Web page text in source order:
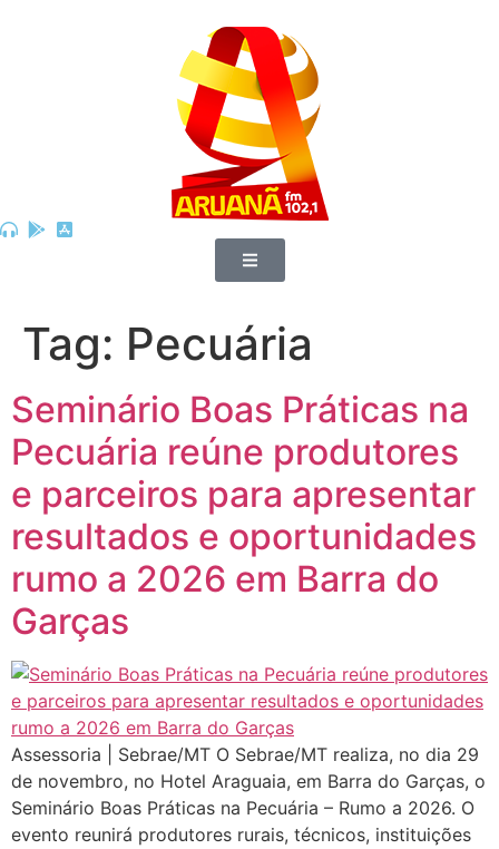
Tag: Pecuária
Seminário Boas Práticas na
Pecuária reúne produtores
e parceiros para apresentar
resultados e oportunidades
rumo a 2026 em Barra do
Garças
Assessoria | Sebrae/MT O Sebrae/MT realiza, no dia 29
de novembro, no Hotel Araguaia, em Barra do Garças, o
Seminário Boas Práticas na Pecuária – Rumo a 2026. O
evento reunirá produtores rurais, técnicos, instituições